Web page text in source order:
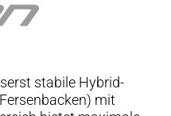
stabile Hybrid-
mit